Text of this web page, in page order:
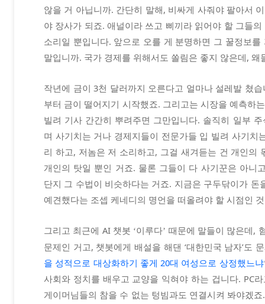
않을 거 아닙니까. 간단히 말해, 비싸게 사줘야 팔아서
야 장사가 되죠. 애널이라 쓰고 삐끼라 읽어야 할 그들
소리일 뿐입니다. 앞으로 오를 게 분명하면 그 꿀정보
말입니까. 국가 경제를 위해서도 쏠림은 좋지 않은데,
작년에 금이 3천 달러까지 오른다고 얼마나 설레발 쳤
부터 금이 떨어지기 시작했죠. 그리고는 시장을 예측하
빌려 기사 간간히 뿌려주면 그만입니다. 솔직히 일부
며 사기치는 거나 경제지들이 전문가들 입 빌려 사기치
리 하고, 저놈은 저 소리하고, 그걸 새겨듣는 건 개인의
개인의 탓일 뿐인 거죠. 물론 그들이 다 사기꾼은 아니
단지 그 수법이 비슷하다는 거죠. 지금은 구두닦이가
예견했다는 조셉 케네디의 명언을 떠올려야 할 시점인
그리고 최근에 AI 챗봇 ‘이루다’ 때문에 말들이 많은데,
문제인 거고, 챗봇에게 배설을 해댄 ‘대한민국 남자’도
을 성적으로 대상화하기 좋게 20대 여성으로 상정했느냐
사회와 정치를 배우고 교양을 익혀야 하는 겁니다. PC
게이머님들의 참을 수 없는 텅빔과도 연결시켜 봐야겠